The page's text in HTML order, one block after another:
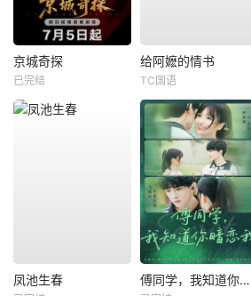
京城奇探
已完结
给阿嬷的情书
TC国语
凤池生春 傅同学，我知道你暗恋我